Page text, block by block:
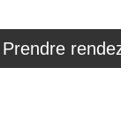
Prendre